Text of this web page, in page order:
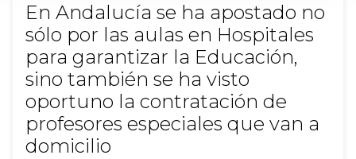
En Andalucía se ha apostado no
sólo por las aulas en Hospitales
para garantizar la Educación,
sino también se ha visto
oportuno la contratación de
profesores especiales que van a
domicilio